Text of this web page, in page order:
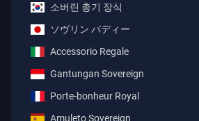
소버린 총기 장식
ソヴリン バディー
Accessorio Regale
Gantungan Sovereign
Porte-bonheur Royal
Amuleto Sovereign